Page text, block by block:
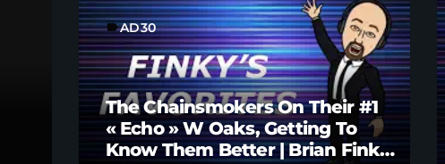
labelAD30
The Chainsmokers On Their #1
« Echo » W Oaks, Getting To
Know Them Better | Brian Fink